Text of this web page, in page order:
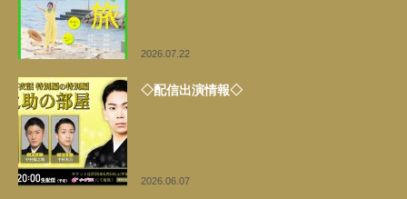
2026.07.22
◇配信出演情報◇
2026.06.07